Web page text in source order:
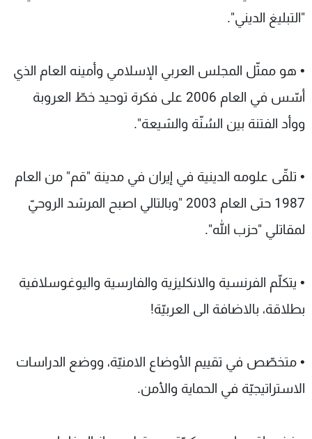
"التبليغ الديني".
• هو ممثّل المجلس العربي الإسلامي وأمينه العام الذي
أسّس في العام 2006 على فكرة توحيد خطّ العروبة
ووأد الفتنة بين السُنّة والشيعة".
• تلقّى علومه الدينية في إيران في مدينة "قم" من العام
1987 حتى العام 2003 "وبالتالي اصبح المرشد الروحيّ
لمقاتلي "حزب الله".
• يتكلّم الفرنسية والانكليزية والفارسية واليوغوسلافية
بطلاقة، بالاضافة الى العربيّة!
• متخصّص في تقييم الأوضاع الامنيّة، ووضع الدراسات
الاستراتيجيّة في الحماية والأمن.